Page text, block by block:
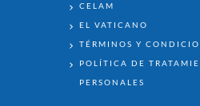
CELAM
EL VATICANO
TÉRMINOS Y
POLÍTICA DE
PERSONALES